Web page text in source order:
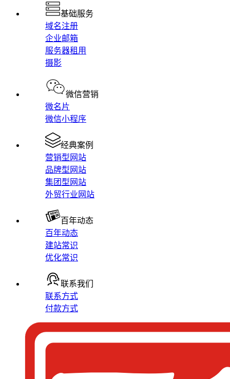
基础服务
域名注册
企业邮箱
服务器租用
摄影
微信营销
微名片
微信小程序
经典案例
营销型网站
品牌型网站
集团型网站
外贸行业网站
百年动态
百年动态
建站常识
优化常识
联系我们
联系方式
付款方式